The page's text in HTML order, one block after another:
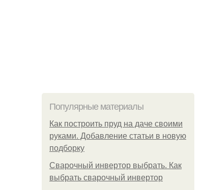
Популярные материалы
Как построить пруд на даче своими
руками. Добавление статьи в новую
подборку
Сварочный инвертор выбрать. Как
выбрать сварочный инвертор